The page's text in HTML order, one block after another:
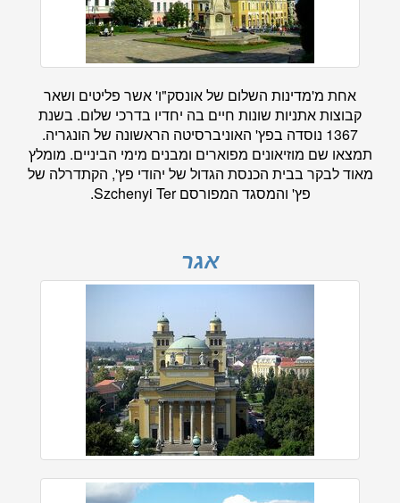
אחת מ'מדינות השלום של אונסק"ו' אשר פליטים ושאר
קבוצות אתניות שונות חיים בה יחדיו בדרכי שלום. בשנת
1367 נוסדה בפץ' האוניברסיטה הראשונה של הונגריה.
תמצאו שם מוזיאונים מפוארים ומבנים מימי הביניים. מומלץ
מאוד לבקר בבית הכנסת הגדול של יהודי פץ', הקתדרלה של
פץ' והמסגד המפורסם Szchenyi Ter.
אגר